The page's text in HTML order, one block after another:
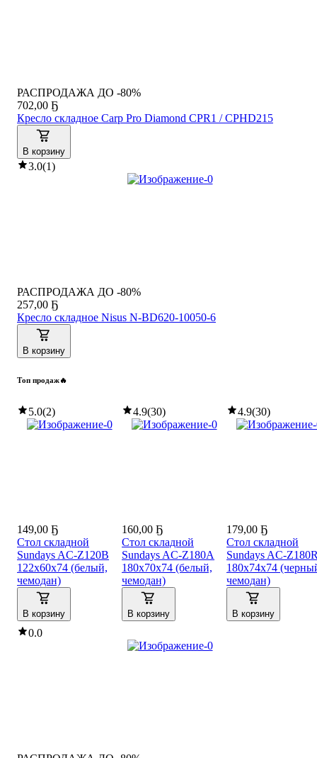
РАСПРОДАЖА ДО -80%
702,00 Ҕ
Кресло складное Carp Pro Diamond CPR1 / CPHD215
В корзину
3.0(1)
РАСПРОДАЖА ДО -80%
257,00 Ҕ
Кресло складное Nisus N-BD620-10050-6
В корзину
Топ продаж🔥
5.0(2)
149,00 Ҕ
Стол складной
Sundays AC-Z120B
122x60x74 (белый,
чемодан)
В корзину
4.9(30)
160,00 Ҕ
Стол складной
Sundays AC-Z180A
180х70х74 (белый,
чемодан)
В корзину
4.9(30)
179,00 Ҕ
Стол складной
Sundays AC-
180х74х74
чемодан)
В корзину
0.0